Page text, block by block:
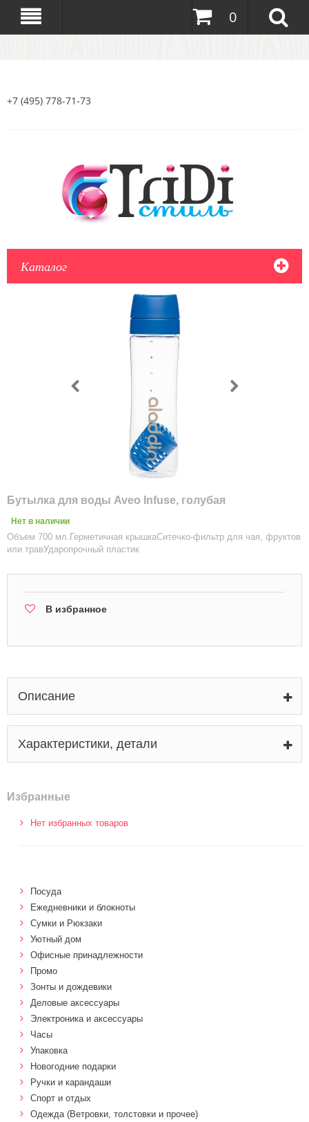
0
+7 (495) 778-71-73
Каталог
Бутылка для воды Aveo Infuse, голубая
Нет в наличии
Объем 700 мл.Герметичная крышкаСитечко-фильтр для чая, фруктов
или травУдаропрочный пластик
В избранное
Описание
Характеристики, детали
Избранные
Нет избранных товаров
Посуда
Ежедневники и блокноты
Сумки и Рюкзаки
Уютный дом
Офисные принадлежности
Промо
Зонты и дождевики
Деловые аксессуары
Электроника и аксессуары
Часы
Упаковка
Новогодние подарки
Ручки и карандаши
Спорт и отдых
Одежда (Ветровки, толстовки и прочее)